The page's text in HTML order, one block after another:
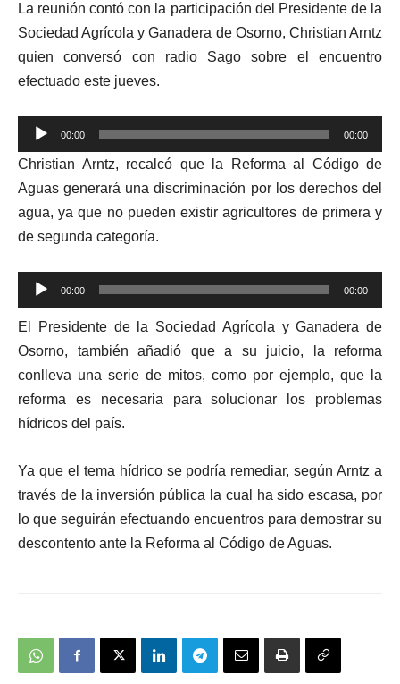
La reunión contó con la participación del Presidente de la
Sociedad Agrícola y Ganadera de Osorno, Christian Arntz
quien conversó con radio Sago sobre el encuentro
efectuado este jueves.
Reproductor
de
audio
00:00 00:00
Christian Arntz, recalcó que la Reforma al Código de
Aguas generará una discriminación por los derechos del
agua, ya que no pueden existir agricultores de primera y
de segunda categoría.
Reproductor
de
audio
00:00 00:00
El Presidente de la Sociedad Agrícola y Ganadera de
Osorno, también añadió que a su juicio, la reforma
conlleva una serie de mitos, como por ejemplo, que la
reforma es necesaria para solucionar los problemas
hídricos del país.
Ya que el tema hídrico se podría remediar, según Arntz a
través de la inversión pública la cual ha sido escasa, por
lo que seguirán efectuando encuentros para demostrar su
descontento ante la Reforma al Código de Aguas.